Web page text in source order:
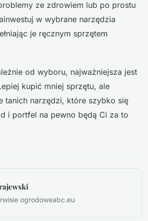
ze zdrowiem lub po prostu
w wybrane narzędzia
je ręcznym sprzętem
od wyboru, najważniejsza jest
kupić mniej sprzętu, ale
tanich narzędzi, które szybko się
i portfel na pewno będą Ci za to
ogrodoweabc.eu